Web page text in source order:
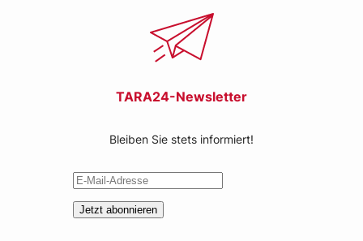
TARA24-Newsletter
Bleiben Sie stets informiert!
Jetzt abonnieren